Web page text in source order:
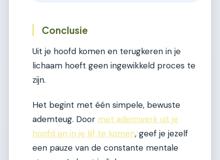
Conclusie
Uit je hoofd komen en terugkeren in je
lichaam hoeft geen ingewikkeld proces te
zijn.
Het begint met één simpele, bewuste
ademteug. Door met ademwerk uit je
hoofd en in je lijf te komen, geef je jezelf
een pauze van de constante mentale